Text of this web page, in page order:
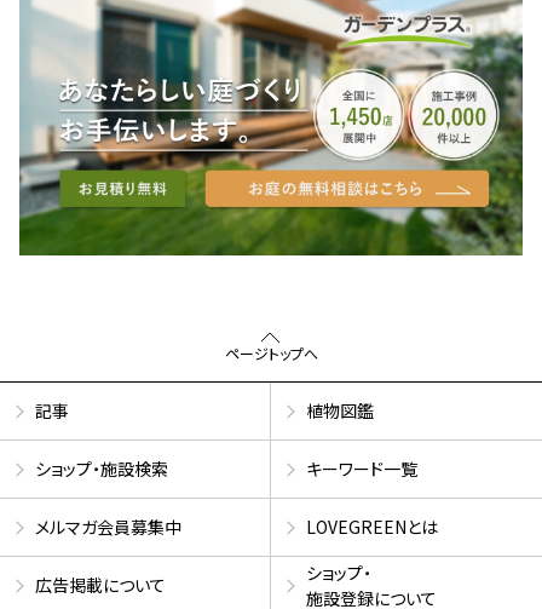
ページトップへ
記事 植物図鑑
ショップ・施設検索 キーワード一覧
メルマガ会員募集中 LOVEGREENとは
広告掲載について
ショップ・
施設登録について